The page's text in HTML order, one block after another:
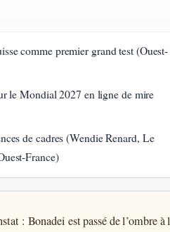
comme premier grand test (Ouest-
le Mondial 2027 en ligne de mire
de cadres (Wendie Renard, Le
France)
: Bonadei est passé de l’ombre à